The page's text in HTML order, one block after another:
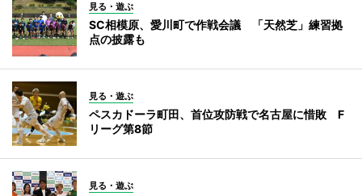
見る・遊ぶ
SC相模原、愛川町で作戦会議 「天然芝」練習拠
点の披露も
見る・遊ぶ
ペスカドーラ町田、首位攻防戦で名古屋に惜敗 F
リーグ第8節
見る・遊ぶ